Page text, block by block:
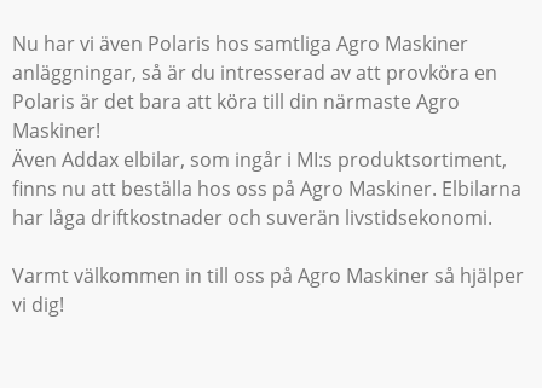
Nu har vi även Polaris hos samtliga Agro Maskiner
anläggningar, så är du intresserad av att provköra en
Polaris är det bara att köra till din närmaste Agro
Maskiner!
Även Addax elbilar, som ingår i MI:s produktsortiment,
finns nu att beställa hos oss på Agro Maskiner. Elbilarna
har låga driftkostnader och suverän livstidsekonomi.
Varmt välkommen in till oss på Agro Maskiner så hjälper
vi dig!